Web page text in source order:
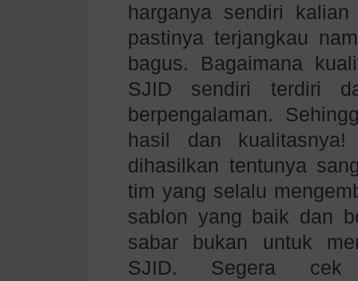
harganya sendiri
pastinya terjangkau
bagus. Bagaimana
SJID sendiri terdiri
berpengalaman.
hasil dan
dihasilkan tentunya
tim yang selalu
sablon yang baik dan
sabar bukan untuk
SJID. Segera